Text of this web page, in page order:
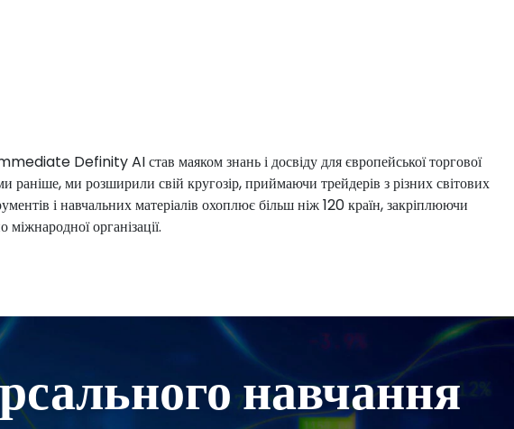
Definity AI став маяком знань і досвіду для європейської торгової
раніше, ми розширили свій кругозір, приймаючи трейдерів з різних світових
і навчальних матеріалів охоплює більш ніж 120 країн, закріплюючи
організації.
навчання